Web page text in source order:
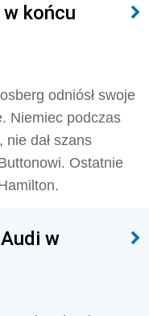
w końcu
odniósł swoje
Niemiec podczas
dał szans
Ostatnie
w